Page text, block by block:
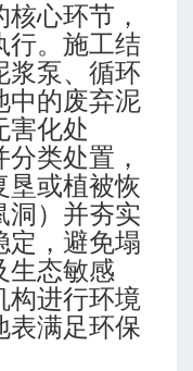
心环节，
行。施工结
浆泵、循环
中的废弃泥
害化处
类处置，
垦或植被恢
洞）并夯实
定，避免塌
生态敏感
构进行环境
表满足环保